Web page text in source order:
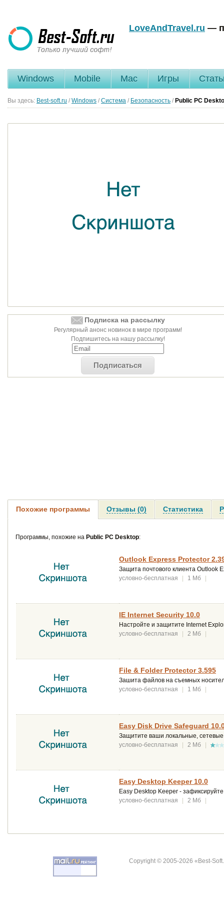
LoveAndTravel.ru —
Windows Mobile Mac Игры
Вы здесь: Best-soft.ru / Windows / Система / Безопасность / Public PC
Подписка на рассылку
Регулярный анонс новинок в мире программ!
Подпишитесь на нашу рассылку!
Подписаться
Похожие программы Отзывы (0) Статистика
Программы, похожие на Public PC Desktop:
Outlook Express Protector
Защита почтового клиента Outlook
условно-бесплатная
| 1 Мб |
IE Internet Security 10.0
Настройте и защитите Internet
условно-бесплатная
| 2 Мб |
File & Folder Protector 3.595
Зашита файлов на съемных
условно-бесплатная
| 1 Мб |
Easy Disk Drive Safeguard
Защитите ваши локальные,
условно-бесплатная
| 2 Мб |
Easy Desktop Keeper 10.0
Easy Desktop Keeper -
условно-бесплатная
| 2 Мб |
Copyright © 2005-2026 «Best-